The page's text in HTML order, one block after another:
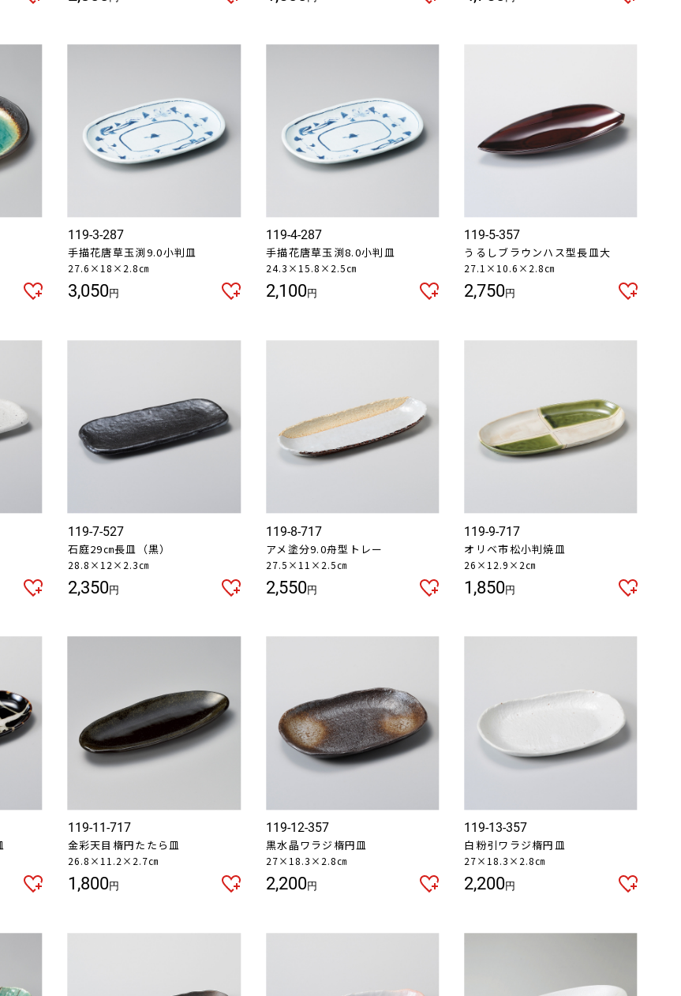
119-3-287
手描花唐草玉渕9.0小判皿
27.6×18×2.8㎝
3,050円
119-4-287
手描花唐草玉渕8.0小判皿
24.3×15.8×2.5㎝
2,100円
119-5-357
うるしブラウンハス型長皿大
27.1×10.6×2.8㎝
2,750円
119-7-527
石庭29㎝長皿（黒）
28.8×12×2.3㎝
2,350円
119-8-717
アメ塗分9.0舟型トレー
27.5×11×2.5㎝
2,550円
119-9-717
オリベ市松小判焼皿
26×12.9×2㎝
1,850円
119-11-717
金彩天目楕円たたら皿
26.8×11.2×2.7㎝
1,800円
119-12-357
黒水晶ワラジ楕円皿
27×18.3×2.8㎝
2,200円
119-13-357
白粉引ワラジ楕円皿
27×18.3×2.8㎝
2,200円